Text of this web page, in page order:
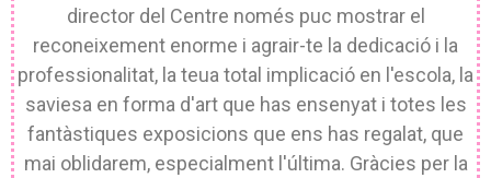
director del Centre només puc mostrar el
reconeixement enorme i agrair-te la dedicació i la
professionalitat, la teua total implicació en l'escola, la
saviesa en forma d'art que has ensenyat i totes les
fantàstiques exposicions que ens has regalat, que
mai oblidarem, especialment l'última. Gràcies per la